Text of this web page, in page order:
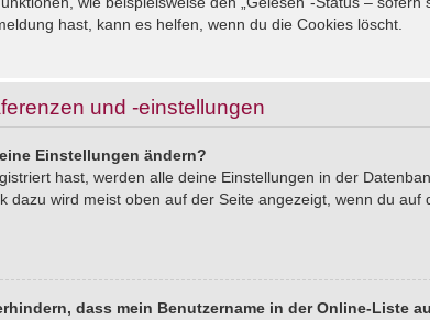
hast, kann es helfen, wenn du die Cookies löscht.
und -einstellungen
Einstellungen ändern?
hast, werden alle deine Einstellungen in der
dazu wird meist oben auf der Seite angezeigt, wenn du
dass mein Benutzername in der Online-Liste